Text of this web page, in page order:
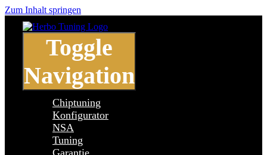
Zum Inhalt springen
Toggle
Navigation
Chiptuning
Konfigurator
NSA
Tuning
Garantie